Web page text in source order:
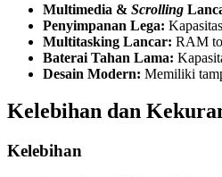
Multimedia & Scrolling
Penyimpanan Lega:
Multitasking Lancar: RAM
Baterai Tahan Lama:
Desain Modern: Memiliki
Kelebihan dan
Kelebihan